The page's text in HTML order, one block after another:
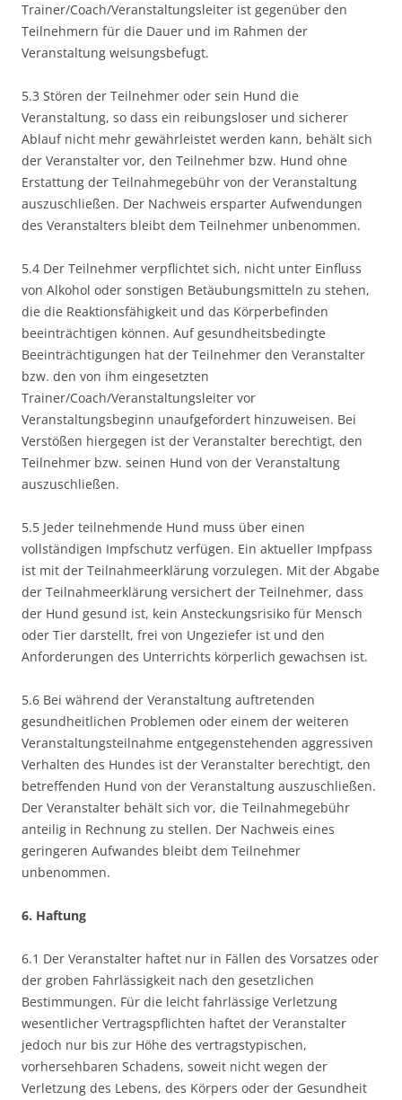
Trainer/Coach/Veranstaltungsleiter ist gegenüber den
Teilnehmern für die Dauer und im Rahmen der
Veranstaltung weisungsbefugt.
5.3 Stören der Teilnehmer oder sein Hund die
Veranstaltung, so dass ein reibungsloser und sicherer
Ablauf nicht mehr gewährleistet werden kann, behält sich
der Veranstalter vor, den Teilnehmer bzw. Hund ohne
Erstattung der Teilnahmegebühr von der Veranstaltung
auszuschließen. Der Nachweis ersparter Aufwendungen
des Veranstalters bleibt dem Teilnehmer unbenommen.
5.4 Der Teilnehmer verpflichtet sich, nicht unter Einfluss
von Alkohol oder sonstigen Betäubungsmitteln zu stehen,
die die Reaktionsfähigkeit und das Körperbefinden
beeinträchtigen können. Auf gesundheitsbedingte
Beeinträchtigungen hat der Teilnehmer den Veranstalter
bzw. den von ihm eingesetzten
Trainer/Coach/Veranstaltungsleiter vor
Veranstaltungsbeginn unaufgefordert hinzuweisen. Bei
Verstößen hiergegen ist der Veranstalter berechtigt, den
Teilnehmer bzw. seinen Hund von der Veranstaltung
auszuschließen.
5.5 Jeder teilnehmende Hund muss über einen
vollständigen Impfschutz verfügen. Ein aktueller Impfpass
ist mit der Teilnahmeerklärung vorzulegen. Mit der Abgabe
der Teilnahmeerklärung versichert der Teilnehmer, dass
der Hund gesund ist, kein Ansteckungsrisiko für Mensch
oder Tier darstellt, frei von Ungeziefer ist und den
Anforderungen des Unterrichts körperlich gewachsen ist.
5.6 Bei während der Veranstaltung auftretenden
gesundheitlichen Problemen oder einem der weiteren
Veranstaltungsteilnahme entgegenstehenden aggressiven
Verhalten des Hundes ist der Veranstalter berechtigt, den
betreffenden Hund von der Veranstaltung auszuschließen.
Der Veranstalter behält sich vor, die Teilnahmegebühr
anteilig in Rechnung zu stellen. Der Nachweis eines
geringeren Aufwandes bleibt dem Teilnehmer
unbenommen.
6. Haftung
6.1 Der Veranstalter haftet nur in Fällen des Vorsatzes oder
der groben Fahrlässigkeit nach den gesetzlichen
Bestimmungen. Für die leicht fahrlässige Verletzung
wesentlicher Vertragspflichten haftet der Veranstalter
jedoch nur bis zur Höhe des vertragstypischen,
vorhersehbaren Schadens, soweit nicht wegen der
Verletzung des Lebens, des Körpers oder der Gesundheit